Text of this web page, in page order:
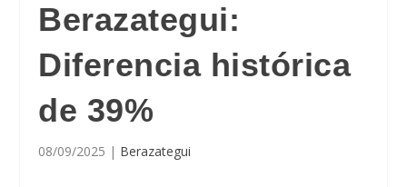
Berazategui:
Diferencia histórica
de 39%
08/09/2025 | Berazategui